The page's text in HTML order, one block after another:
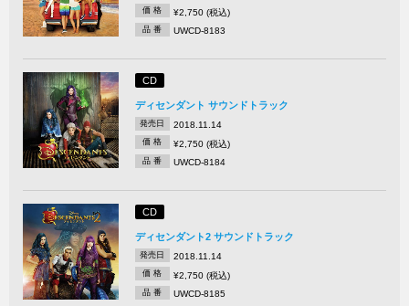
価 格 ¥2,750 (税込)
品 番 UWCD-8183
CD
ディセンダント サウンドトラック
発売日 2018.11.14
価 格 ¥2,750 (税込)
品 番 UWCD-8184
CD
ディセンダント2 サウンドトラック
発売日 2018.11.14
価 格 ¥2,750 (税込)
品 番 UWCD-8185